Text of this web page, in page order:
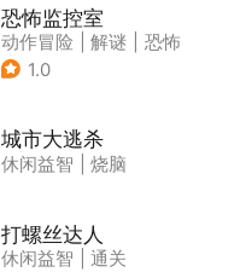
恐怖监控室
动作冒险 解谜
恐怖
| 剧情
1.0
城市大逃杀
休闲益智 烧脑
打螺丝达人
休闲益智
通关